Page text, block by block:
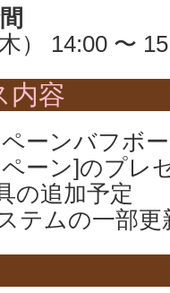
） 14:00 〜
内容
ーンバフボ
ーン]のプレ
の追加予定
テムの一部更